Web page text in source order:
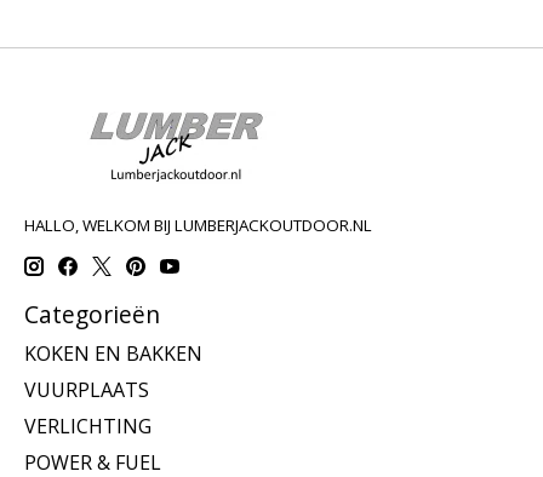
HALLO, WELKOM BIJ LUMBERJACKOUTDOOR.NL
Categorieën
KOKEN EN BAKKEN
VUURPLAATS
VERLICHTING
POWER & FUEL